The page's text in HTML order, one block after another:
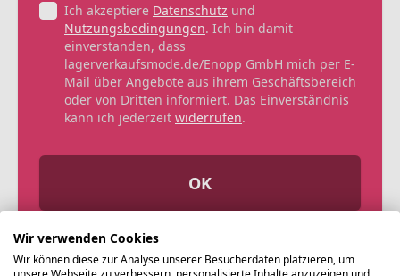
Ich akzeptiere Datenschutz und
Nutzungsbedingungen. Ich bin damit
einverstanden, dass
lagerverkaufsmode.de/Enopp GmbH mich per E-
Mail über Angebote aus ihrem Geschäftsbereich
oder von Dritten informiert. Das Einverständnis
kann ich jederzeit widerrufen.
OK
Wir verwenden Cookies
Wir können diese zur Analyse unserer Besucherdaten platzieren, um